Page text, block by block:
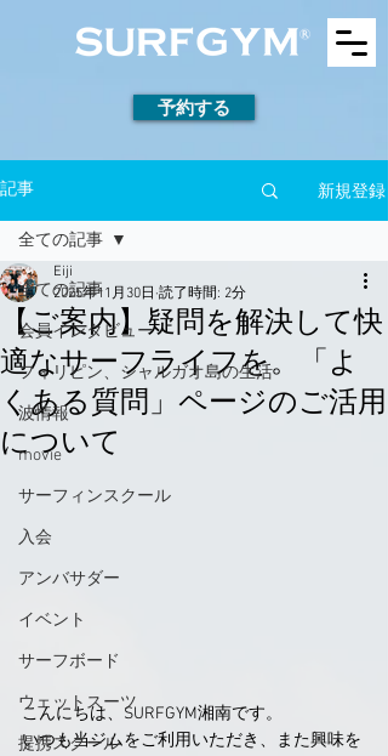
予約する
記事 新規登録
全ての記事
会員インタビュー
フィリピン、シャルガオ島の生活
波情報
movie
サーフィンスクール
入会
アンバサダー
イベント
サーフボード
ウェットスーツ
提携スクール
全ての記事
【ご案内】疑問を解決して快
適なサーフライフを。「よ
くある質問」ページのご活用
について
Eiji
2025年11月30日 読了時間: 2分
こんにちは、SURFGYM湘南です。
いつも当ジムをご利用いただき、また興味を